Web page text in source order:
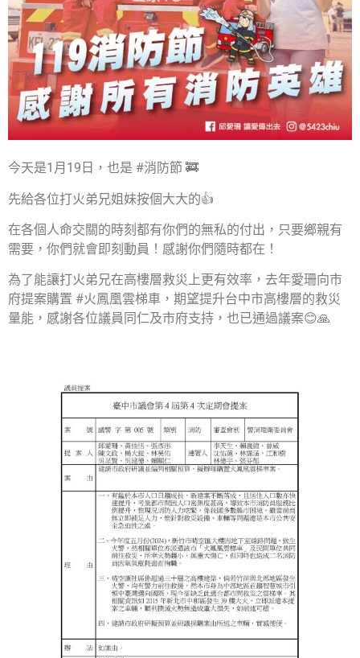
今天是1月19日，也是 #消防節 🚒
先給各位打火弟兄姐妹按個大大的👍
在各個人命交關的時刻都有你們的無私的付出，只要鄉親有
需要，你們就會即刻動員！感謝你們隨時都在！
為了能讓打火弟兄在高樓層救災上更有效率，去年愛珊向市
府提案購置 #火鳳凰雲梯車，期望提升台中市高樓層的救災
量能，感謝各位議員同仁及市府支持，也已通過議案😊🙏